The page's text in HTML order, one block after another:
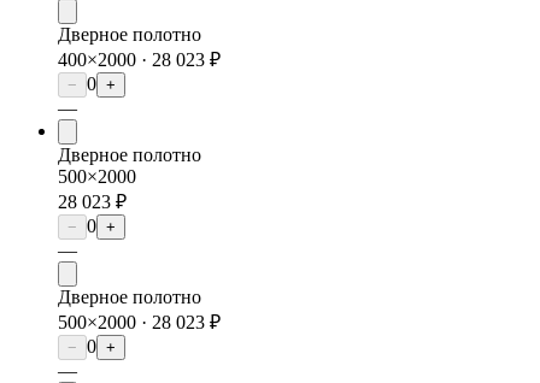
Дверное полотно
400×2000 · 28 023 ₽
− 0 +
—
Дверное полотно
500×2000
28 023 ₽
− 0 +
—
Дверное полотно
500×2000 · 28 023 ₽
− 0 +
—